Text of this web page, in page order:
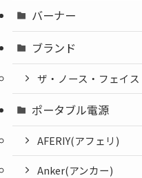
バーナー
ブランド
ザ・ノース・フェイス
ポータブル電源
AFERIY(アフェリ)
Anker(アンカー)